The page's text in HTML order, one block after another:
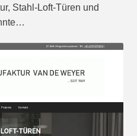
Stahl-Loft-Türen und